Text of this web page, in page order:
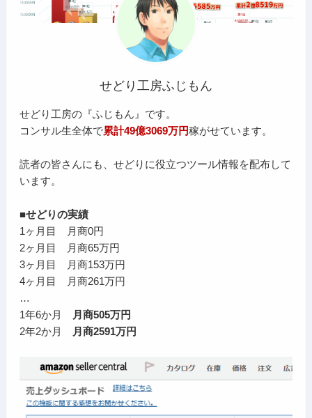
せどり工房ふじもん
せどり工房の『ふじもん』です。
コンサル生全体で累計49億3069万円稼がせています。
読者の皆さんにも、せどりに役立つツール情報を配布して
います。
■せどりの実績
1ヶ月目 月商0円
2ヶ月目 月商65万円
3ヶ月目 月商153万円
4ヶ月目 月商261万円
…
1年6か月
月商505万円
2年2か月
月商2591万円